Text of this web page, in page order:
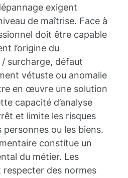
exigent
de maîtrise. Face à
doit être capable
l’origine du
surcharge, défaut
vétuste ou anomalie
en œuvre une solution
capacité d’analyse
et limite les risques
ou les biens.
constitue un
du métier. Les
des normes